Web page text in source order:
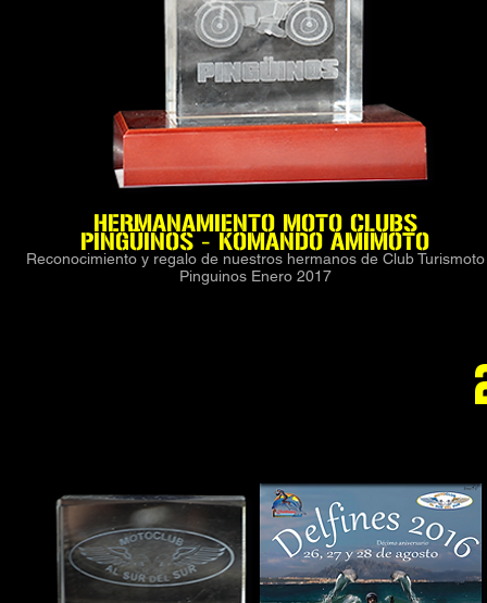
HERMANAMIENTO MOTO CLUBS
PINGÜINOS - KOMANDO AMIMOTO
Reconocimiento y regalo de nuestros hermanos de Club Turismoto
Pinguinos Enero 2017